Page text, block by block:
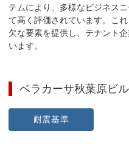
テムにより、多様なビジネス
て高く評価されています。こ
欠な要素を提供し、テナント
います。
ベラカーサ秋葉原ビル
耐震基準